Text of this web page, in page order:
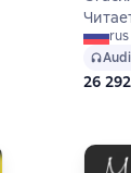
основе 0 оценок
26